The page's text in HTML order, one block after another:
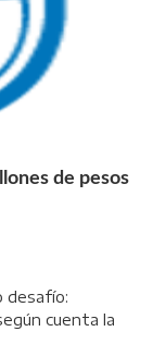
de pesos